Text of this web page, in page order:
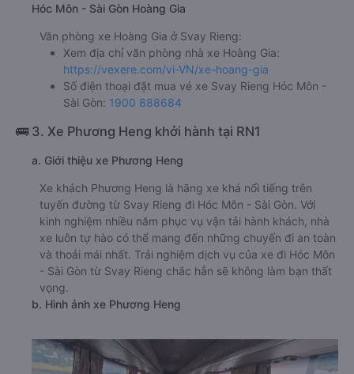
Hóc Môn - Sài Gòn Hoàng Gia
Văn phòng xe Hoàng Gia ở Svay Rieng:
Xem địa chỉ văn phòng nhà xe Hoàng Gia:
https://vexere.com/vi-VN/xe-hoang-gia
Số điện thoại đặt mua vé xe Svay Rieng Hóc Môn -
Sài Gòn: 1900 888684
🚌 3. Xe Phương Heng khởi hành tại RN1
a. Giới thiệu xe Phương Heng
Xe khách Phương Heng là hãng xe khá nổi tiếng trên
tuyến đường từ Svay Rieng đi Hóc Môn - Sài Gòn. Với
kinh nghiệm nhiều năm phục vụ vận tải hành khách, nhà
xe luôn tự hào có thể mang đến những chuyến đi an toàn
và thoải mái nhất. Trải nghiệm dịch vụ của xe đi Hóc Môn
- Sài Gòn từ Svay Rieng chắc hẳn sẽ không làm bạn thất
vọng.
b. Hình ảnh xe Phương Heng